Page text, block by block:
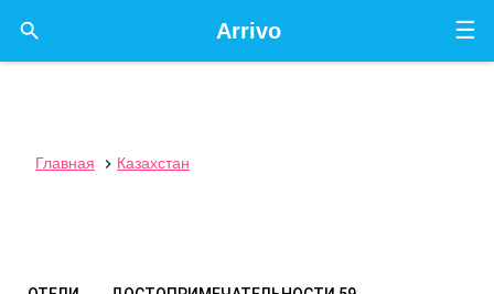
☰
Arrivo

Главная  Казахстан